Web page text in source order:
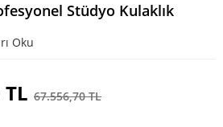
Stüdyo Kulaklık
Oku
67.556,70 TL